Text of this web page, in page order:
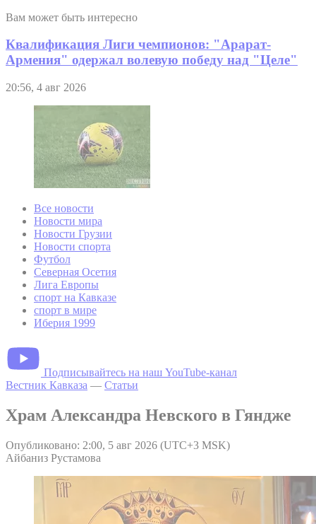
Вам может быть интересно
Квалификация Лиги чемпионов: "Арарат-
Армения" одержал волевую победу над "Целе"
20:56, 4 авг 2026
Все новости
Новости мира
Новости Грузии
Новости спорта
Футбол
Северная Осетия
Лига Европы
спорт на Кавказе
спорт в мире
Иберия 1999
Подписывайтесь на наш YouTube-канал
Вестник Кавказа — Статьи
Храм Александра Невского в Гяндже
Опубликовано: 2:00, 5 авг 2026 (UTC+3 MSK)
Айбаниз Рустамова